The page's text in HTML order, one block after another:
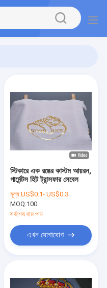
স্টিকারে এক রঙের কাস্টম আয়রন,
গার্মেন্টস হিট ট্রান্সফার লেবেল
মূল্য:US$0.1- US$0.3
MOQ:100
সর্বশেষ দাম পান
এখন যোগাযোগ